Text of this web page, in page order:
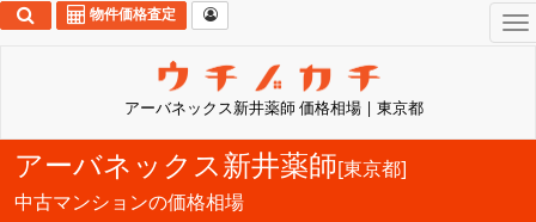
アーバネックス新井薬師 価格相場 | 東京都
物件価格査定
アーバネックス新井薬師[東京都]
中古マンションの価格相場